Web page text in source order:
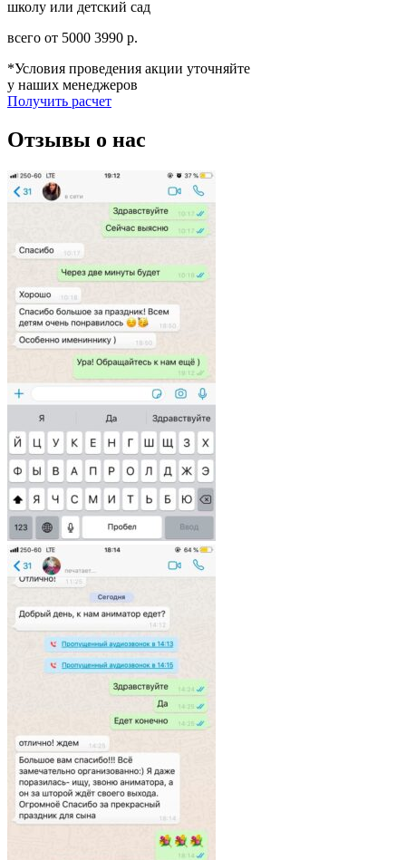
школу или детский сад
всего от 5000 3990 р.
*Условия проведения акции уточняйте
у наших менеджеров
Получить расчет
Отзывы о нас